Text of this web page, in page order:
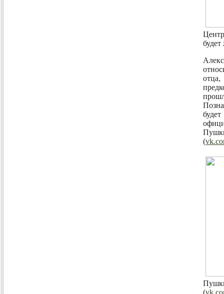
(
(